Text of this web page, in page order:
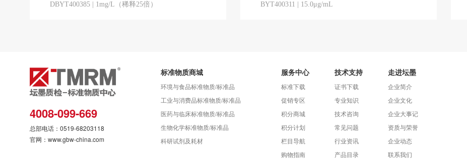
DBYT400385 1mg/L（稀释25倍） BYT400311 15.0μg/mL
4008-099-669
总部电话：0519-68203118
官网：www.gbw-china.com
标准物质商城
环境与食品标准物质/标准品
工业与消费品标准物质/标准品
医药与临床标准物质/标准品
生物化学标准物质/标准品
科研试剂及耗材
服务中心
标准下载
促销专区
积分商城
积分计划
栏目导航
购物指南
技术支持
证书下载
专业知识
技术咨询
常见问题
行业资讯
产品目录
走进坛墨
企业简介
企业文化
企业大事记
资质与荣誉
企业动态
联系我们